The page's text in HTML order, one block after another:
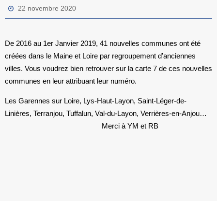
22 novembre 2020
De 2016 au 1er Janvier 2019, 41 nouvelles communes ont été
créées dans le Maine et Loire par regroupement d’anciennes
villes. Vous voudrez bien retrouver sur la carte 7 de ces nouvelles
communes en leur attribuant leur numéro.
Les Garennes sur Loire, Lys-Haut-Layon, Saint-Léger-de-
Linières, Terranjou, Tuffalun, Val-du-Layon, Verrières-en-Anjou…
Merci à YM et RB